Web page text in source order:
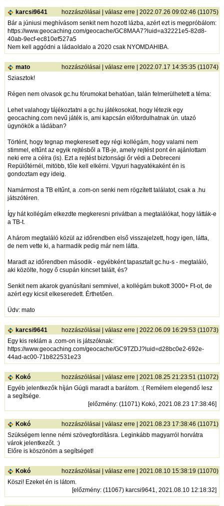
karcsi9641 hozzászólásai |válasz erre | 2022.07.26 09:02:46 (11075)
Bár a júniusi meghívásom senkit nem hozott lázba, azért ezt is megpróbálom:
https://www.geocaching.com/geocache/GC8MAA7?luid=a32221e5-82d8-
40ab-9ecf-ec810ef527a5
Nem kell aggódni a ládaoldalo a 2020 csak NYOMDAHIBA.
mato hozzászólásai |válasz erre | 2022.07.17 14:35:35 (11074)
Sziasztok!
Régen nem olvasok gc.hu fórumokat behatóan, talán felmerülhetett a téma:
Lehet valahogy tájékoztatni a gc.hu játékosokat, hogy létezik egy
geocaching.com nevű játék is, ami kapcsán előfordulhatnak ún. utazó
ügynökök a ládában?
Történt, hogy tegnap megkeresett egy régi kollégám, hogy valami nem
stimmel, eltűnt az egyik rejtésből a TB-je, amely rejtést pont én ajánlottam
neki erre a célra (is). Ezt a rejtést biztonsági őr védi a Debreceni
Repülőtérnél, mitöbb, tőle kell elkérni. Vgyuri hagyatékaként én is
gondoztam egy ideig.
Namármost a TB eltűnt, a .com-on senki nem rögzített találatot, csak a .hu
játszótéren.
Így hát kollégám elkezdte megkeresni privátban a megtalálókat, hogy látták-e
a TB-t.
A három megtaláló közül az időrendben első visszajelzett, hogy igen, látta,
de nem vette ki, a harmadik pedig már nem látta.
Maradt az időrendben második - egyébként tapasztalt gc.hu-s - megtaláló,
aki közölte, hogy ő csupán kincset talált, és?
Senkit nem akarok gyanúsítani semmivel, a kollégám bukott 3000+ Ft-ot, de
azért egy kicsit elkeseredett. Érthetően.
Üdv: mato
karcsi9641 hozzászólásai |válasz erre | 2022.06.09 16:29:53 (11073)
Egy kis reklám a .com-on is játszóknak:
https://www.geocaching.com/geocache/GC9TZDJ?luid=d28bc0e2-692e-
44ad-ac00-71b822531e23
Kokó hozzászólásai |válasz erre | 2021.08.25 21:23:51 (11072)
Egyéb jelentkezők híján Gúgli maradt a barátom. :( Remélem elegendő lesz
a segítsége.
[előzmény: (11071) Kokó, 2021.08.23 17:38:46]
Kokó hozzászólásai |válasz erre | 2021.08.23 17:38:46 (11071)
Szükségem lenne némi szövegfordításra. Leginkább magyarról horvátra
várok jelentkezőt. :)
Előre is köszönöm a segítséget!
Kokó hozzászólásai |válasz erre | 2021.08.10 15:38:19 (11070)
Köszi! Ezeket én is látom.
[előzmény: (11067) karcsi9641, 2021.08.10 12:18:32]